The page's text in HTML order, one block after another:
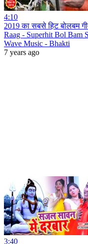
4:10
2019 का सबसे हिट बोलबम
Raag - Superhit Bol Bam
Wave Music - Bhakti
7 years ago
3:40